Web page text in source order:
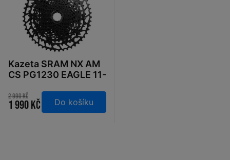
Kazeta SRAM NX AM
CS PG1230 EAGLE 11-
2 990 Kč
1 990 Kč Do košíku